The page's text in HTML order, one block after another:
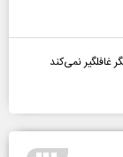
نمی‌کند